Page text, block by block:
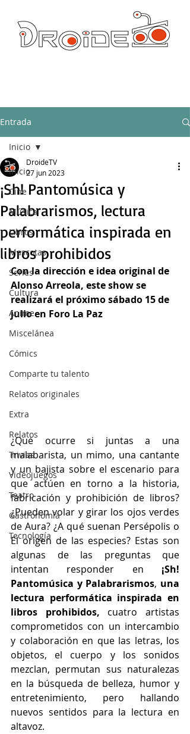
Entrada
Inicio
Cine
Música
Libros
Mascotas
Series
Cultura
Anime
Miscelánea
Cómics
Comparte tu talento
Relatos originales
Extra
Relatos
Trivias
Videojuegos
Teatro
Gastronomía
Tecnología
Inicio
¡Sh! Pantomúsica y
Palabrarismos, lectura
performática inspirada en
libros prohibidos
DroideTV
27 jun 2023
Con la dirección e idea original de
Alonso Arreola, este show se
realizará el próximo sábado 15 de
julio en Foro La Paz
¿Qué ocurre si juntas a una
malabarista, un mimo, una cantante
y un bajista sobre el escenario para
que actúen en torno a la historia,
fabricación y prohibición de libros?
¿Pueden volar y girar los ojos verdes
de Aura? ¿A qué suenan Persépolis o
El origen de las especies? Estas son
algunas de las preguntas que
intentan responder en ¡Sh!
Pantomúsica y Palabrarismos, una
lectura performática inspirada en
libros prohibidos, cuatro artistas
comprometidos con un intercambio
y colaboración en que las letras, los
objetos, el cuerpo y los sonidos
mezclan, permutan sus naturalezas
en la búsqueda de belleza, humor y
entretenimiento, pero hallando
nuevos sentidos para la lectura en
altavoz.